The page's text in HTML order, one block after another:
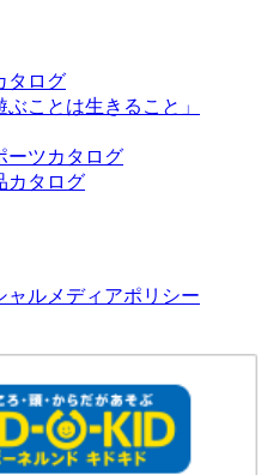
タログ
ことは生きること」
ーツカタログ
カタログ
ャルメディアポリシー